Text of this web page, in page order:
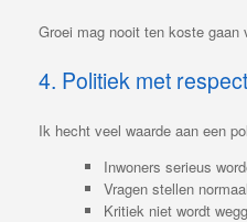
Groei mag nooit ten koste gaan
4. Politiek met
Ik hecht veel waarde aan een
Inwoners serieus
Vragen stellen
Kritiek niet wordt